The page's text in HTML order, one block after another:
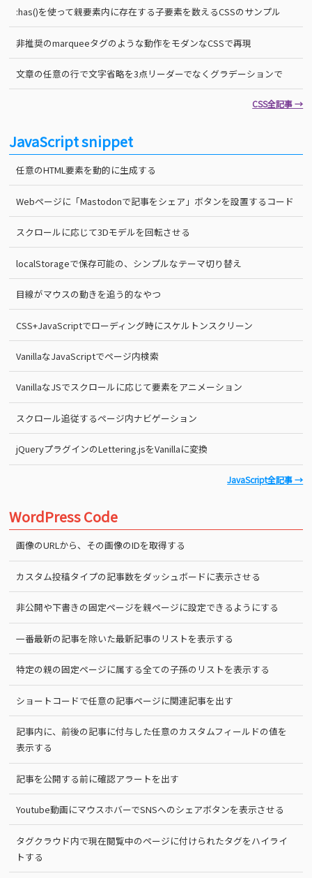
:has()を使って親要素内に存在する子要素を数えるCSSのサンプル
非推奨のmarqueeタグのような動作をモダンなCSSで再現
文章の任意の行で文字省略を3点リーダーでなくグラデーションで
CSS全記事 →
JavaScript snippet
任意のHTML要素を動的に生成する
Webページに「Mastodonで記事をシェア」ボタンを設置するコード
スクロールに応じて3Dモデルを回転させる
localStorageで保存可能の、シンプルなテーマ切り替え
目線がマウスの動きを追う的なやつ
CSS+JavaScriptでローディング時にスケルトンスクリーン
VanillaなJavaScriptでページ内検索
VanillaなJSでスクロールに応じて要素をアニメーション
スクロール追従するページ内ナビゲーション
jQueryプラグインのLettering.jsをVanillaに変換
JavaScript全記事 →
WordPress Code
画像のURLから、その画像のIDを取得する
カスタム投稿タイプの記事数をダッシュボードに表示させる
非公開や下書きの固定ページを親ページに設定できるようにする
一番最新の記事を除いた最新記事のリストを表示する
特定の親の固定ページに属する全ての子孫のリストを表示する
ショートコードで任意の記事ページに関連記事を出す
記事内に、前後の記事に付与した任意のカスタムフィールドの値を
表示する
記事を公開する前に確認アラートを出す
Youtube動画にマウスホバーでSNSへのシェアボタンを表示させる
タグクラウド内で現在閲覧中のページに付けられたタグをハイライ
トする